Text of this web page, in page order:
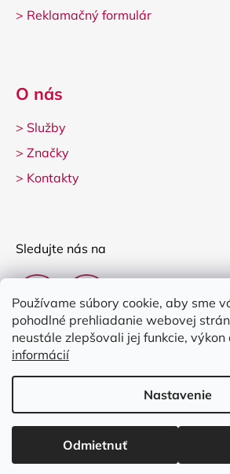
Používame súbory cookie, aby sme
pohodlné prehliadanie webovej
neustále zlepšovali jej funkcie,
informácií
Nastavenie
Odmietnuť
> Reklamačný formulár
O nás
> Služby
> Značky
> Kontakty
Sledujte nás na
Vytvoril Shoptet
Copyright 2026Clarina Music. Všetky
nastavenie cookies